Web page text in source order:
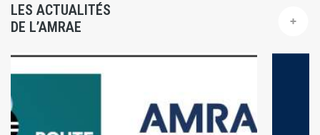
LES ACTUALITÉS
DE L’AMRAE